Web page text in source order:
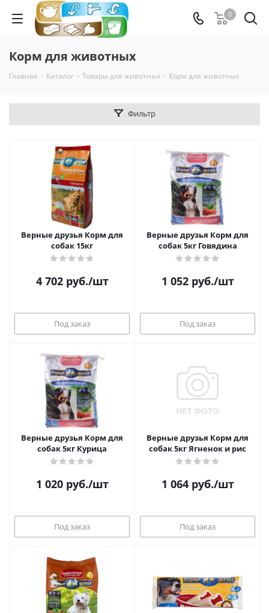
0
Корм для животных
Главная - Каталог - Товары для животных - Корм для животных
Фильтр
Верные друзья Корм для
собак 15кг
4 702руб./шт
Под заказ
Верные друзья Корм для
собак 5кг Говядина
1 052руб./шт
Под заказ
Верные друзья Корм для
собак 5кг Курица
1 020руб./шт
Под заказ
Верные друзья Корм для
собак 5кг Ягненок и рис
1 064руб./шт
Под заказ